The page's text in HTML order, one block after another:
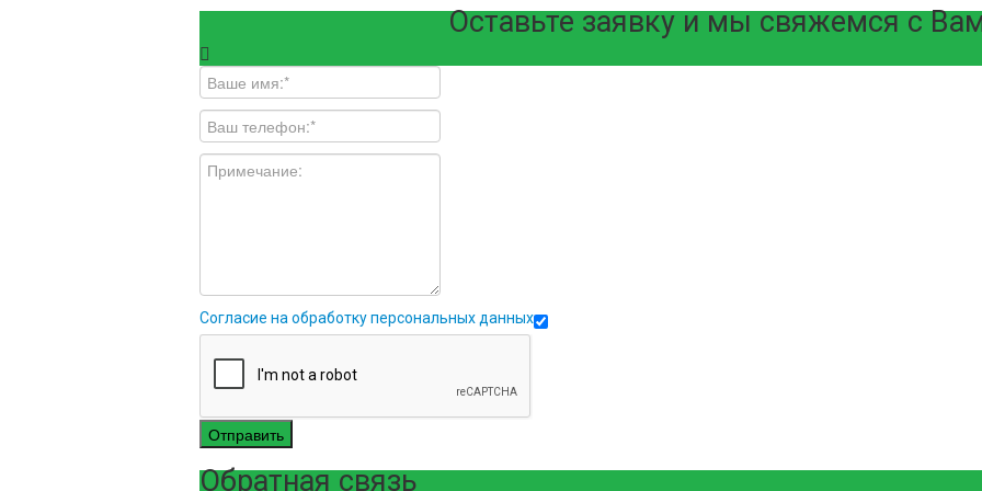
Оставьте заявку и мы свяжемся с
Согласие на обработку персональных данных
Отправить
Обратная связь